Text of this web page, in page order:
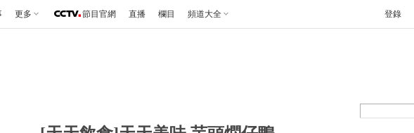
更多 節目官網 直播 欄目 頻道大全 登錄